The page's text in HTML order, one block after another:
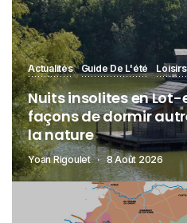
Actualités Guide De L'été Loisirs
Nuits insolites en
façons de dormir
la nature
Yoan Rigoulet 8 Août 2026